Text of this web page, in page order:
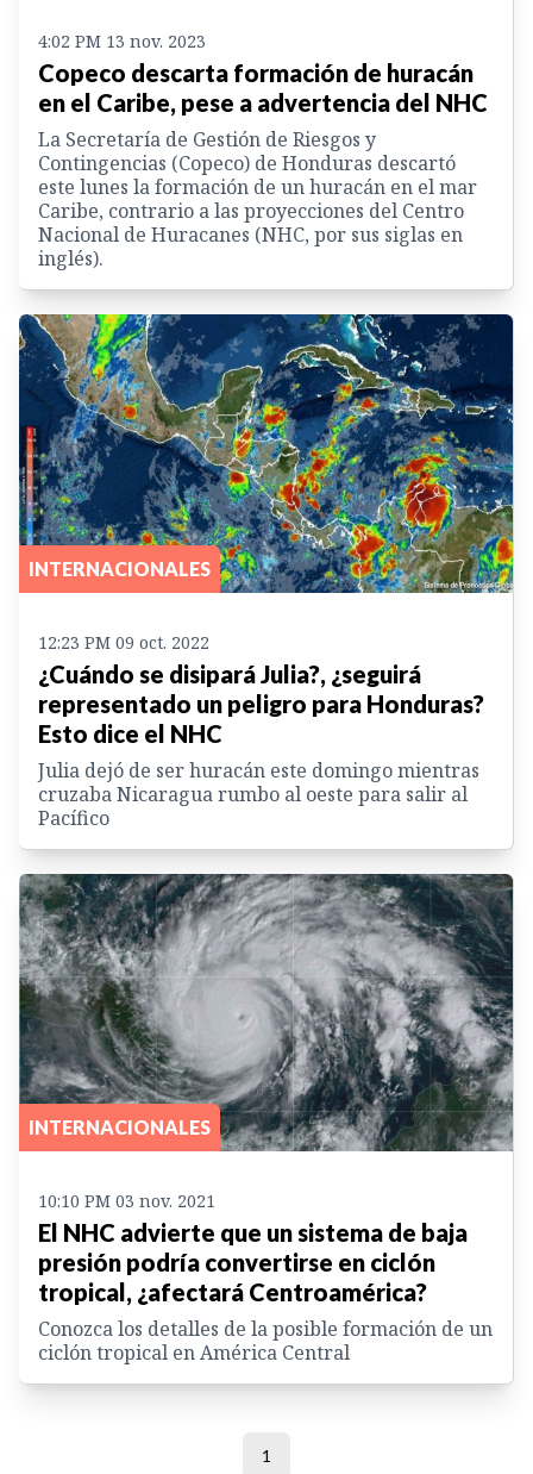
4:02 PM 13 nov. 2023
Copeco descarta formación de huracán
en el Caribe, pese a advertencia del NHC
La Secretaría de Gestión de Riesgos y
Contingencias (Copeco) de Honduras descartó
este lunes la formación de un huracán en el mar
Caribe, contrario a las proyecciones del Centro
Nacional de Huracanes (NHC, por sus siglas en
inglés).
INTERNACIONALES
12:23 PM 09 oct. 2022
¿Cuándo se disipará Julia?, ¿seguirá
representado un peligro para Honduras?
Esto dice el NHC
Julia dejó de ser huracán este domingo mientras
cruzaba Nicaragua rumbo al oeste para salir al
Pacífico
INTERNACIONALES
10:10 PM 03 nov. 2021
El NHC advierte que un sistema de baja
presión podría convertirse en ciclón
tropical, ¿afectará Centroamérica?
Conozca los detalles de la posible formación de un
ciclón tropical en América Central
1